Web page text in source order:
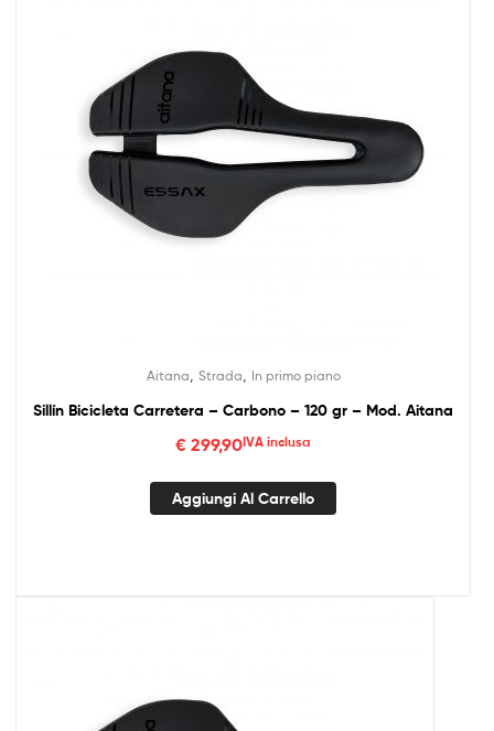
Aitana Strada In primo piano
Sillín Bicicleta Carretera – Carbono – 120 gr – Mod. Aitana
€ 299,90IVA inclusa
Aggiungi Al Carrello